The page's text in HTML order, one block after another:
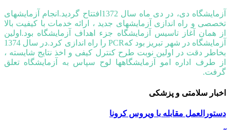
آزمایشگاه دی، در دی ماه سال 1372افتتاح گردید.انجام آزمایشهای
تخصصی و راه اندازی آزمایشهای جدید ، ارائه خدمات با کیفیت بالا
از همان آغاز تاسیس آزمایشگاه جزء اهداف آزمایشگاه بود.اولین
آزمایشگاه در شهر تبریز بود کهPCR را راه اندازی کرد.در سال 1374
بخاطر دقت در اولین نوبت طرح کنترل کیفی و اخذ نتایج شایسته ،
از طرف اداره امو آزمایشگاهها لوح سپاس به آزمایشگاه تعلق
گرفت.
اخبار سلامتی و پزشکی
دستورالعمل مقابله با ویروس کرونا